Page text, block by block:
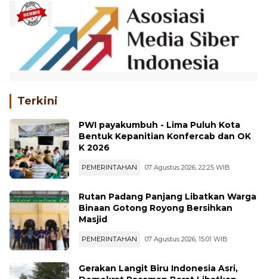
Persiapan Asian
Championship dan Asian
Games
Ditunda dan Minta
Supervisi ke KONI
Sumbar, Ada Apa?
Terkini
PWI payakumbuh - Lima Puluh Kota
PEMERINTAHAN 07 Agustus 2026, 22:25 WIB
Rutan Padang Panjang Libatkan Warga
PEMERINTAHAN 07 Agustus 2026, 15:01 WIB